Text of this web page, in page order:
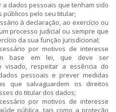
dados pessoais que tenham sido
pelo seu titular;
à declaração, ao exercício ou
processo judicial ou sempre que
da sua função jurisdicional;
por motivos de interesse
base em lei, que deve ser
visado, respeitar a essência do
pessoais e prever medidas
que salvaguardem os direitos
do titular dos dados;
por motivos de interesse
pública, tais como a proteção